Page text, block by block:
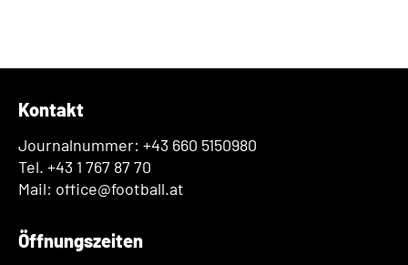
Kontakt
Journalnummer: +43 660 5150980
Tel. +43 1 767 87 70
Mail: office@football.at
Öffnungszeiten